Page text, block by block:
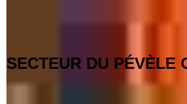
SECTEUR DU PÉVÈLE